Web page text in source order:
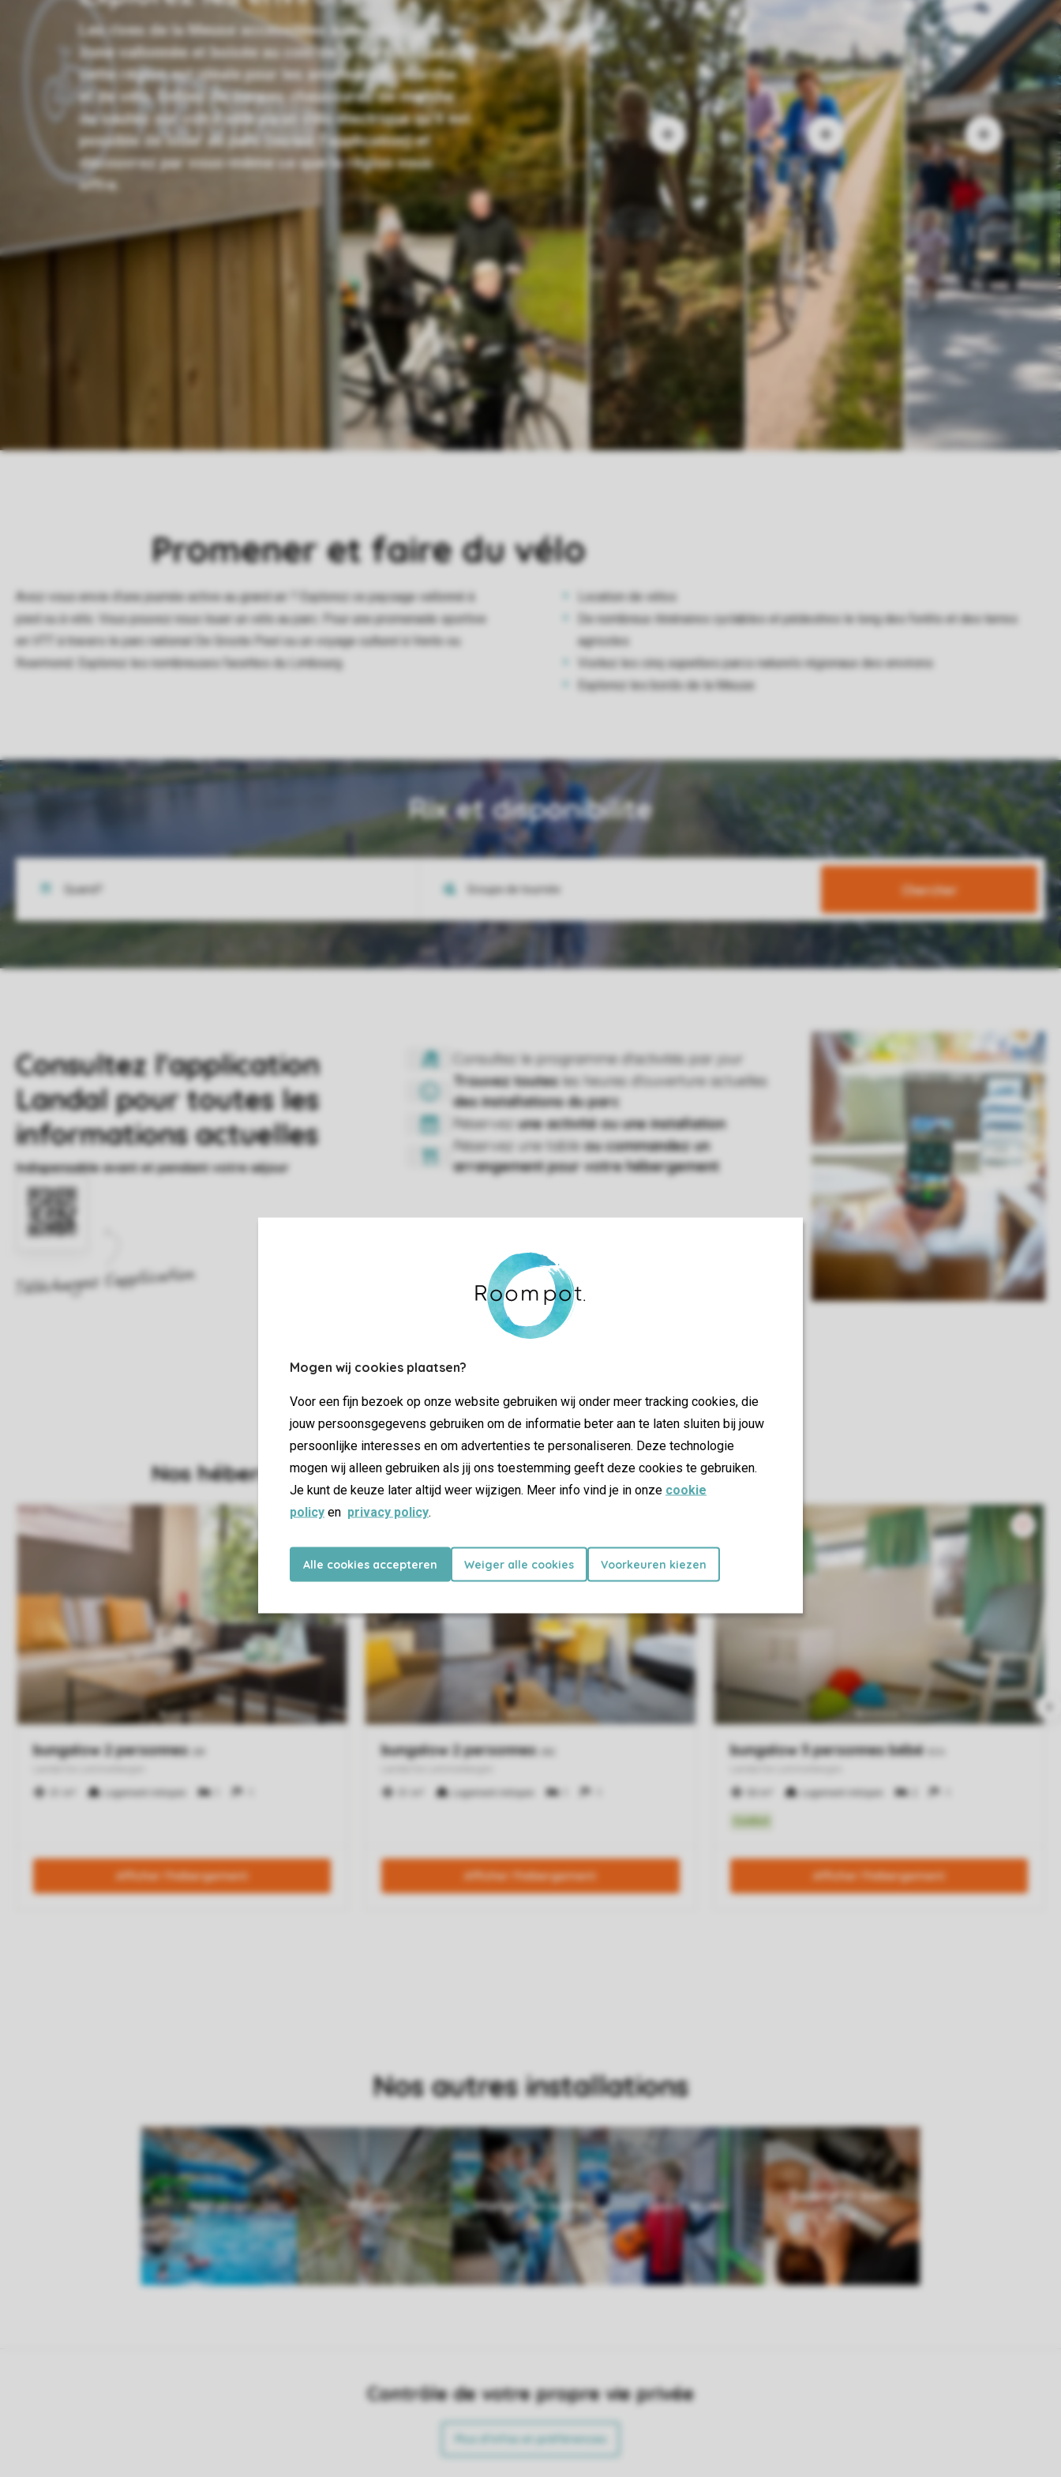
Mogen wij cookies plaatsen?
Voor een fijn bezoek op onze website gebruiken wij onder meer tracking cookies, die
jouw persoonsgegevens gebruiken om de informatie beter aan te laten sluiten bij jouw
persoonlijke interesses en om advertenties te personaliseren. Deze technologie
mogen wij alleen gebruiken als jij ons toestemming geeft deze cookies te gebruiken.
Je kunt de keuze later altijd weer wijzigen. Meer info vind je in onze cookie
policy en privacy policy.
Alle cookies accepteren Weiger alle cookies Voorkeuren kiezen
Les rives de la Meuse accessibles à pied ainsi que la
zone vallonnée et boisée au coin de la rue font que
cette région est idéale pour les amateurs de marche
et de vélo. Enfilez de bonnes chaussures de marche
ou sautez sur votre vélo ou un vélo électrique qu’il est
possible de louer au parc (ou sur l’application) et
découvrez par vous-même ce que la région vous
offre.
Promener et faire du vélo
Avez-vous envie d’une journée active au grand air ? Explorez ce paysage vallonné à
pied ou à vélo. Vous pouvez nous louer un vélo au parc. Pour une promenade sportive
en VTT à travers le parc national De Groote Peel ou un voyage culturel à Venlo ou
Roermond. Explorez les nombreuses facettes du Limbourg.
Location de vélos
De nombreux itinéraires cyclables et pédestres le long des forêts et des terres
agricoles
Visitez les cinq superbes parcs naturels régionaux des environs
Explorez les bords de la Meuse
Rix et disponibilite
Chercher
Nos autres installations
Natation Enfants Manger et boire Sport et jeu
Beauté et bien-
être
Contrôle de votre propre vie privée
Plus d’infos et préférences